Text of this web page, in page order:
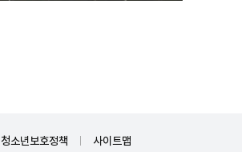
청소년보호정책 사이트맵